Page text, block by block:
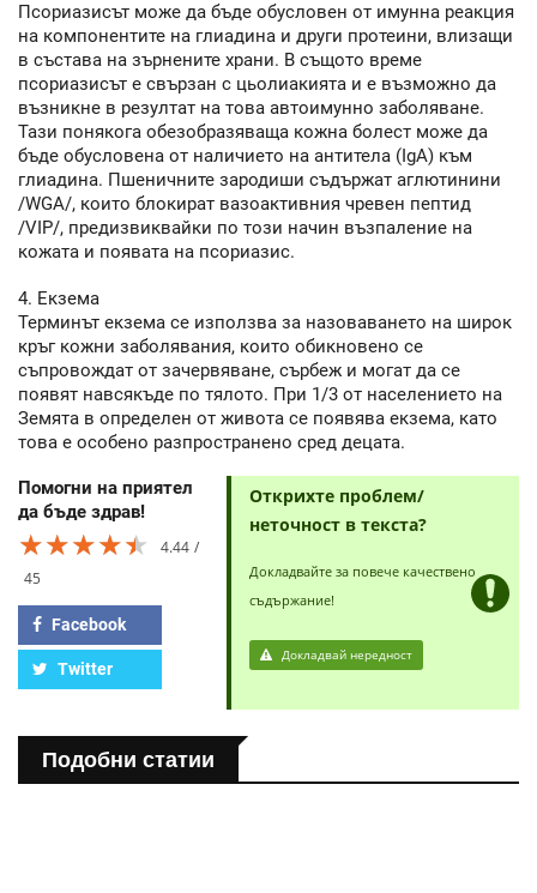
Псориазисът може да бъде обусловен от имунна реакция
на компонентите на глиадина и други протеини, влизащи
в състава на зърнените храни. В същото време
псориазисът е свързан с цьолиакията и е възможно да
възникне в резултат на това автоимунно заболяване.
Тази понякога обезобразяваща кожна болест може да
бъде обусловена от наличието на антитела (IgA) към
глиадина. Пшеничните зародиши съдържат аглютинини
/WGA/, които блокират вазоактивния чревен пептид
/VIP/, предизвиквайки по този начин възпаление на
кожата и появата на псориазис.
4. Екзема
Терминът екзема се използва за назоваването на широк
кръг кожни заболявания, които обикновено се
съпровождат от зачервяване, сърбеж и могат да се
появят навсякъде по тялото. При 1/3 от населението на
Земята в определен от живота се появява екзема, като
това е особено разпространено сред децата.
Помогни на приятел
да бъде здрав!
★★★★★
★★★★★
★★★★★
4.44
45
Facebook
Twitter
Открихте проблем/
неточност в текста?
Докладвайте за повече качествено
съдържание!
Докладвай нередност
Подобни статии